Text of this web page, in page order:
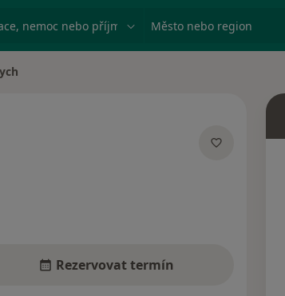
nemoc nebo příjmení Město nebo region
Rezervovat termín